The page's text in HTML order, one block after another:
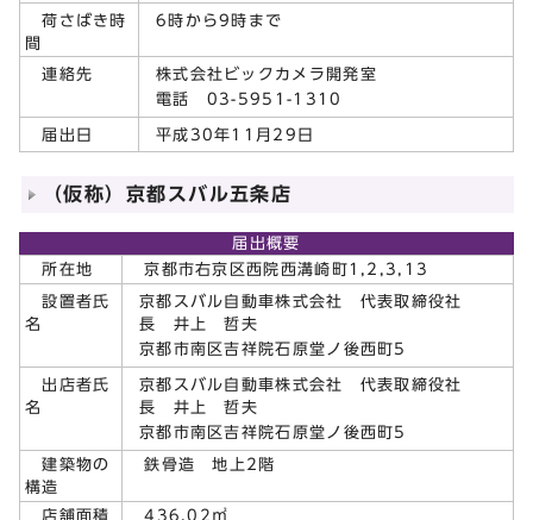
荷さばき時
間
6時から9時まで
連絡先
株式会社ビックカメラ開発室
電話 03-5951-1310
届出日 平成30年11月29日
（仮称）京都スバル五条店
届出概要
所在地
京都市右京区西院西溝崎町1,2,3,13
設置者氏
名
京都スバル自動車株式会社 代表取締役社
長 井上 哲夫
京都市南区吉祥院石原堂ノ後西町5
出店者氏
名
京都スバル自動車株式会社 代表取締役社
長 井上 哲夫
京都市南区吉祥院石原堂ノ後西町5
建築物の
構造
鉄骨造 地上2階
店舗面積 436.02㎡